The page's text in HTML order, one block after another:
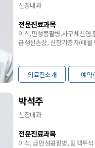
신장내과
전문진료과목
이식,만성콩팥병,사구체신염
급성신손상, 신장기증자(매월
의료진소개 예약
박석주
신장내과
전문진료과목
이식, 급만성콩팥병, 혈액투석